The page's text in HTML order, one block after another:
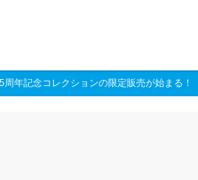
周年記念コレクションの限定販売が始まる！